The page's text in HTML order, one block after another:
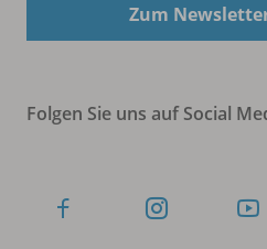
Zum
Folgen Sie uns auf Social